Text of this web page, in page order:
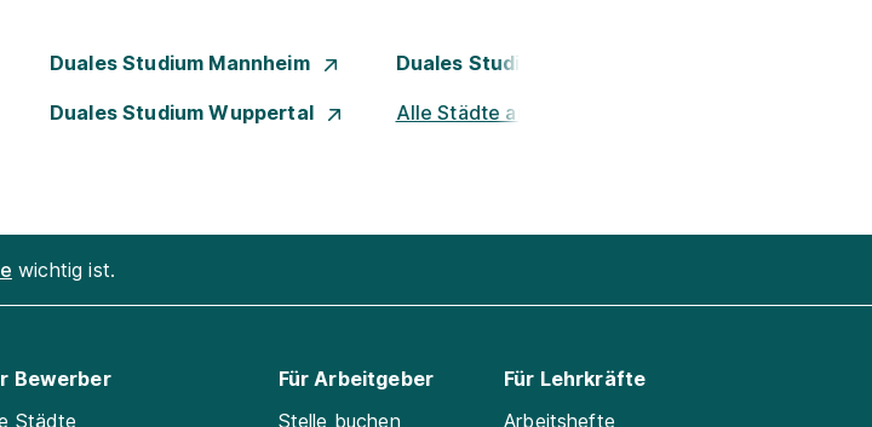
Duales Studium Mannheim Duales Studium Nürnberg
Duales Studium Wuppertal Alle Städte ansehen
wichtig ist.
Bewerber
Städte
Für Arbeitgeber
Stelle buchen
Für Lehrkräfte
Arbeitshefte